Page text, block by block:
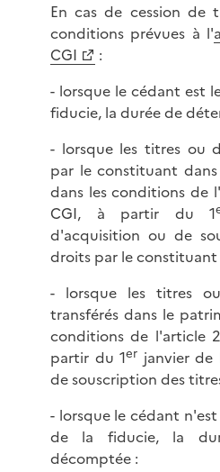
En cas de cession de
conditions prévues à l'
CGI
:
- lorsque le cédant est
fiducie, la durée de
- lorsque les titres ou
par le constituant
dans les conditions de
CGI, à partir du 1
d'acquisition ou de
droits par le constituant
- lorsque les titres
transférés dans le
conditions de l'article
partir du 1er janvier
de souscription des
- lorsque le cédant
de la fiducie, la
décomptée :